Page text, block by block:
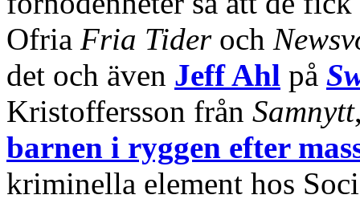
Ofria Fria Tideroch
det och även Jeff Ahl på
Kristoffersson från Samnytt
barnen i ryggen efter
kriminella element hos